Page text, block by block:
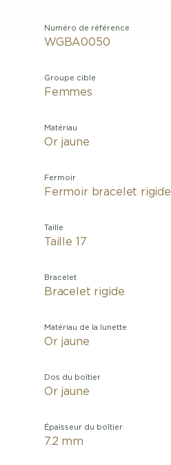
Numéro de référence
WGBA0050
Groupe cible
Femmes
Matériau
Or jaune
Fermoir
Fermoir bracelet rigide
Taille
Taille 17
Bracelet
Bracelet rigide
Matériau de la lunette
Or jaune
Dos du boîtier
Or jaune
Épaisseur du boîtier
7.2 mm